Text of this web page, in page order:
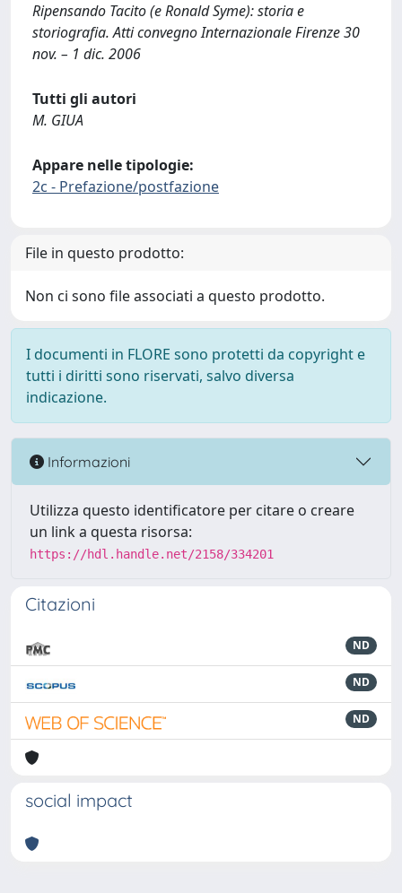
Ripensando Tacito (e Ronald Syme): storia e
storiografia. Atti convegno Internazionale Firenze 30
nov. – 1 dic. 2006
Tutti gli autori
M. GIUA
Appare nelle tipologie:
2c - Prefazione/postfazione
File in questo prodotto:
Non ci sono file associati a questo prodotto.
I documenti in FLORE sono protetti da copyright e
tutti i diritti sono riservati, salvo diversa
indicazione.
Informazioni
Utilizza questo identificatore per citare o creare
un link a questa risorsa:
https://hdl.handle.net/2158/334201
Citazioni
ND
ND
ND
social impact